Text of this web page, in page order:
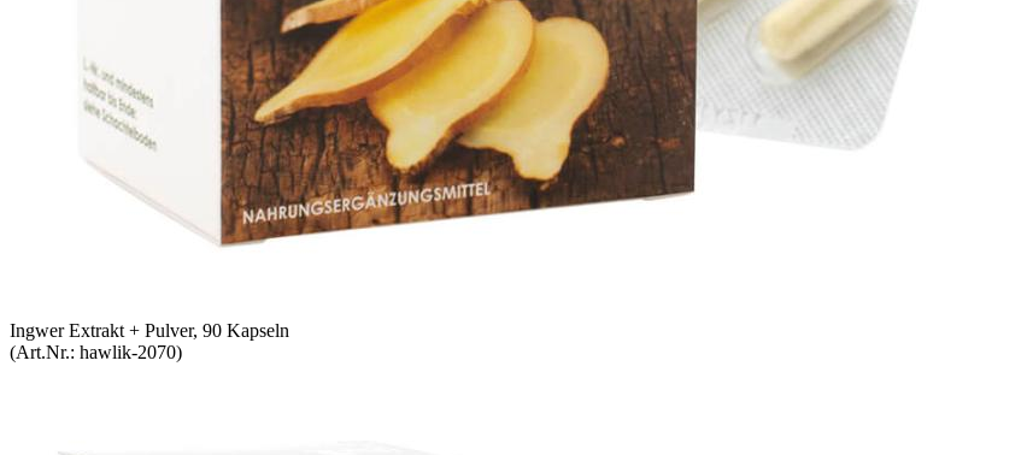
Ingwer Extrakt + Pulver, 90 Kapseln
(Art.Nr.: hawlik-2070)